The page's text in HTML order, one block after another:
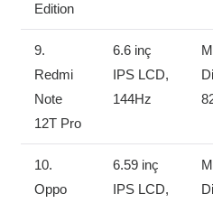
Edition
9.
Redmi
Note
12T Pro
6.6 inç
IPS LCD,
144Hz
10.
Oppo
6.59 inç
IPS LCD,